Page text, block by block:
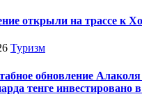
открыли на трассе к
Туризм
обновление Алаколя
тенге инвестировано